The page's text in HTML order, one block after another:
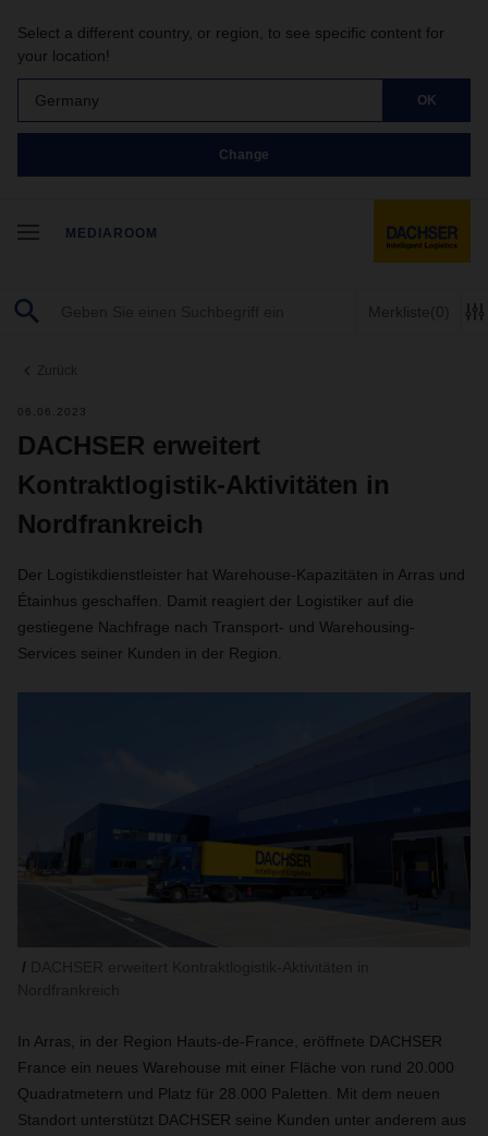
Select a different country, or region, to see specific content for
your location!
Germany OK
Change
MEDIAROOM
Merkliste(0)
Zurück
06.06.2023
DACHSER erweitert
Kontraktlogistik-Aktivitäten in
Nordfrankreich
Der Logistikdienstleister hat Warehouse-Kapazitäten in Arras und
Étainhus geschaffen. Damit reagiert der Logistiker auf die
gestiegene Nachfrage nach Transport- und Warehousing-
Services seiner Kunden in der Region.
In Arras, in der Region Hauts-de-France, eröffnete DACHSER
France ein neues Warehouse mit einer Fläche von rund 20.000
Quadratmetern und Platz für 28.000 Paletten. Mit dem neuen
Standort unterstützt DACHSER seine Kunden unter anderem aus